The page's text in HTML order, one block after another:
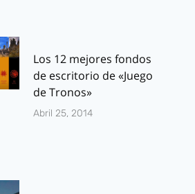
Los 12 mejores fondos
de escritorio de «Juego
de Tronos»
Abril 25, 2014